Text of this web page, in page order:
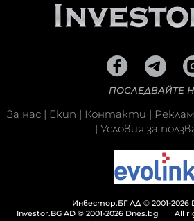
ПОСЛЕДВАЙТЕ
За нас | Екип | Контакти |
| Условия за
Инвестор.БГ АД © 2001-2026
Investor.BG AD © 2001-2026 Dnes.bg
All